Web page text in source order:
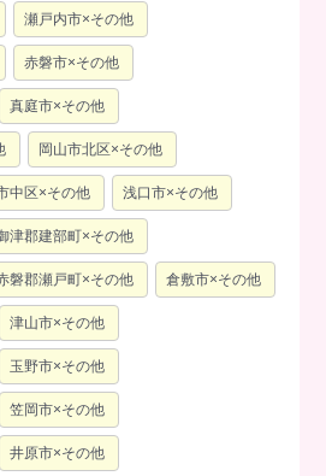
瀬戸内市×その他
赤磐市×その他
真庭市×その他
岡山市北区×その他
中区×その他 浅口市×その他
津郡建部町×その他
磐郡瀬戸町×その他 倉敷市×その他
津山市×その他
玉野市×その他
笠岡市×その他
井原市×その他